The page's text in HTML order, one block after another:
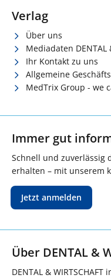
Verlag
Über uns
Mediadaten DENTAL
Ihr Kontakt zu uns
Allgemeine
MedTrix Group - we
Immer gut
Schnell und zuverlässig
erhalten – mit unserem
Jetzt anmelden
Über DENTAL &
DENTAL &